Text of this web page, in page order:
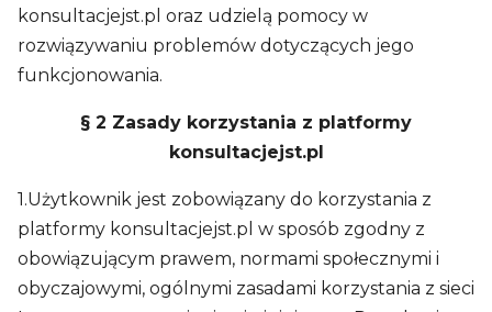
konsultacjejst.pl oraz udzielą pomocy w
rozwiązywaniu problemów dotyczących jego
funkcjonowania.
§ 2 Zasady korzystania z platformy
konsultacjejst.pl
1.Użytkownik jest zobowiązany do korzystania z
platformy konsultacjejst.pl w sposób zgodny z
obowiązującym prawem, normami społecznymi i
obyczajowymi, ogólnymi zasadami korzystania z sieci